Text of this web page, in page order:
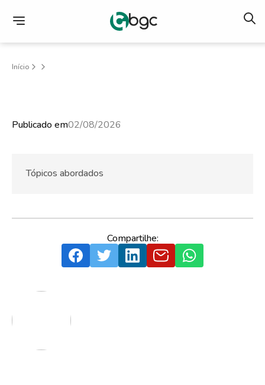
Início
Publicado em02/08/2026
Tópicos abordados
Compartilhe: